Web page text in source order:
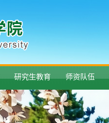
研究生教育 师资队伍